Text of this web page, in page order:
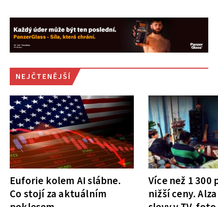
NEJČTENĚJŠÍ
Euforie kolem AI slábne.
Co stojí za aktuálním
Více než 1
nižší ceny.